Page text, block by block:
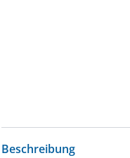
Beschreibung